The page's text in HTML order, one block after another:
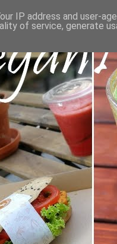
IP address and user-
of service, generate